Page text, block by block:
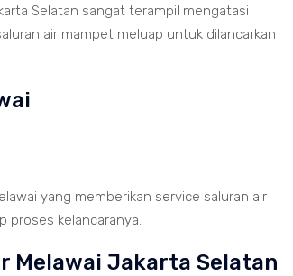
Selatan sangat terampil mengatasi
air mampet meluap untuk dilancarkan
yang memberikan service saluran air
proses kelancaranya.
Melawai Jakarta Selatan